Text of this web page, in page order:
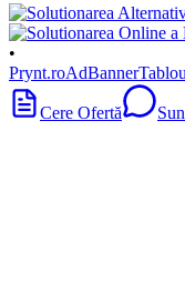
•
Prynt.roAdBanner
Cere Ofertă